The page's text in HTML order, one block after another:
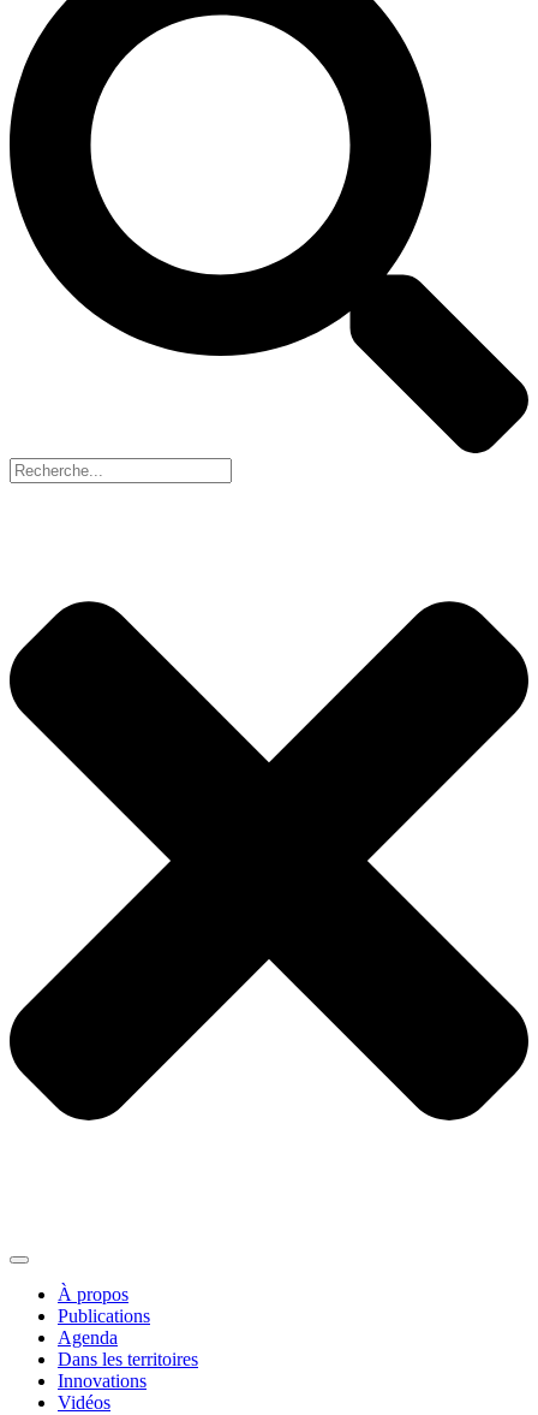
À propos
Publications
Agenda
Dans les territoires
Innovations
Vidéos